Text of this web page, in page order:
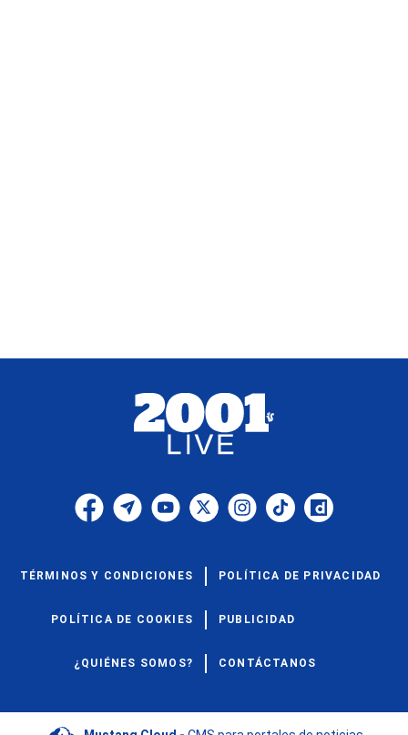
TÉRMINOS Y CONDICIONES POLÍTICA DE PRIVACIDAD
POLÍTICA DE COOKIES PUBLICIDAD
¿QUIÉNES SOMOS? CONTÁCTANOS